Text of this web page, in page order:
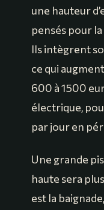
une hauteur
pensés pour
Ils intègrent
ce qui
600 à 1500
électrique,
par jour en
Une grande
haute sera
est la